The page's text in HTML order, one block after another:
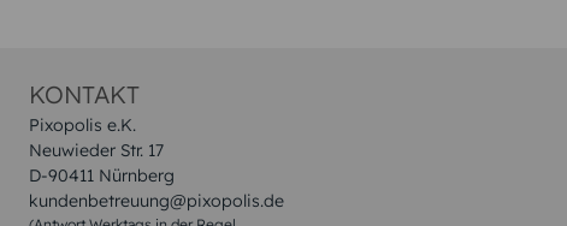
KONTAKT
Pixopolis e.K.
Neuwieder Str. 17
D-90411 Nürnberg
kundenbetreuung@pixopolis.de